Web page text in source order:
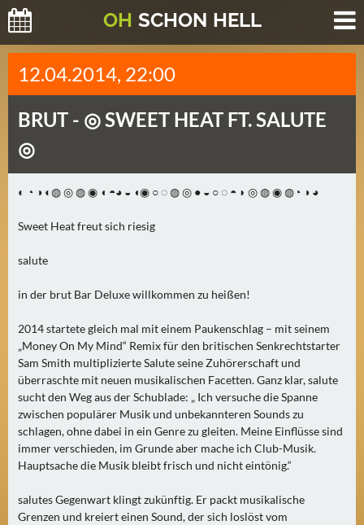
OH SCHON HELL
H
E
T
E
(
)
O
G
N
(
0
)
U
E
E
R
12.04.2014, 22:00
BRUT - ◎ SWEET HEAT FT. SALUTE
◎
◐ ◔ ◑ ◐◍ ◎ ◍ ◉ ◖ ◓◕ ◒ ◖◉ ○ ◌ ◍ ◎ ● ◒ ○ ◌ ◓ ◗ ◎ ◍ ◉ ◍◔ ◑ ◕
Sweet Heat freut sich riesig
salute
in der brut Bar Deluxe willkommen zu heißen!
2014 startete gleich mal mit einem Paukenschlag – mit seinem
„Money On My Mind“ Remix für den britischen Senkrechtstarter
Sam Smith multiplizierte Salute seine Zuhörerschaft und
überraschte mit neuen musikalischen Facetten. Ganz klar, salute
sucht den Weg aus der Schublade: „ Ich versuche die Spanne
zwischen populärer Musik und unbekannteren Sounds zu
schlagen, ohne dabei in ein Genre zu gleiten. Meine Einflüsse sind
immer verschieden, im Grunde aber mache ich Club-Musik.
Hauptsache die Musik bleibt frisch und nicht eintönig.“
salutes Gegenwart klingt zukünftig. Er packt musikalische
Grenzen und kreiert einen Sound, der sich loslöst vom